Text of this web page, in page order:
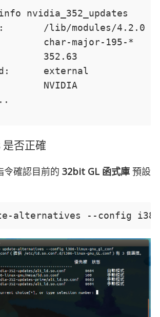
nvidia_352_updates
/lib/modules/4.2.0-27-
char-major-195-*
352.63
external
NVIDIA
否正確
令確認目前的 32bit GL 函式庫 預設
alternatives --config